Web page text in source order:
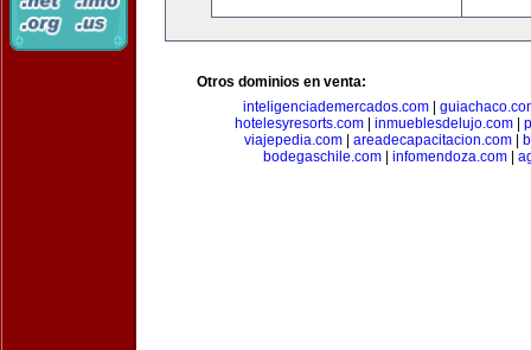
Otros dominios en venta:
inteligenciademercados.com
hotelesyresorts.com
inmueblesdelujo.com
viajepedia.com| areadecapacitacion.com|
bodegaschile.com| infomendoza.com|